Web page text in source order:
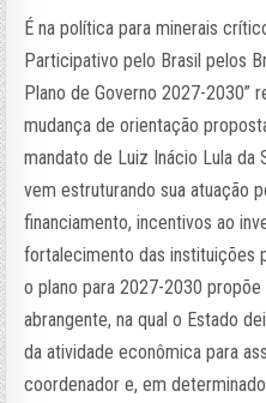
É na política para minerais
Participativo pelo Brasil pelos
Plano de Governo 2027-2030”
mudança de orientação
mandato de Luiz Inácio Lula da
vem estruturando sua atuação
financiamento, incentivos ao
fortalecimento das instituições
o plano para 2027-2030
abrangente, na qual o Estado
da atividade econômica para
coordenador e, em